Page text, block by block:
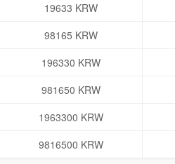
19633 KRW
98165 KRW
196330 KRW
981650 KRW
1963300 KRW
9816500 KRW